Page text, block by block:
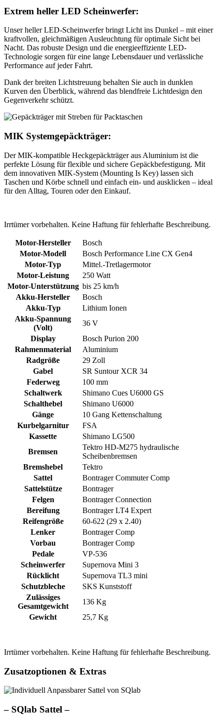
Extrem heller LED Scheinwerfer:
Unser heller LED-Scheinwerfer bringt Licht ins Dunkel – mit einer
kraftvollen, gleichmäßigen Ausleuchtung für optimale Sicht bei
Nacht. Das robuste Design und die energieeffiziente LED-
Technologie sorgen für eine lange Lebensdauer und verlässliche
Performance auf jeder Fahrt.
Dank der breiten Lichtstreuung behalten Sie auch in dunklen
Kurven den Überblick, während das blendfreie Lichtdesign den
Gegenverkehr schützt.
MIK Systemgepäckträger:
Der MIK-kompatible Heckgepäckträger aus Aluminium ist die
perfekte Lösung für flexible und sichere Gepäckbefestigung. Mit
dem innovativen MIK-System (Mounting Is Key) lassen sich
Taschen und Körbe schnell und einfach ein- und ausklicken – ideal
für den Alltag, Touren oder den Einkauf.
Irrtümer vorbehalten. Keine Haftung für fehlerhafte Beschreibung.
Motor-Hersteller
Bosch
Motor-Modell
Bosch Performance Line CX Gen4
Motor-Typ
Mittel.-Tretlagermotor
Motor-Leistung
250 Watt
Motor-Unterstützung bis 25 km/h
Akku-Hersteller
Bosch
Akku-Typ
Lithium Ionen
Akku-Spannung
(Volt)
36 V
Display
Bosch Purion 200
Rahmenmaterial
Aluminium
Radgröße
29 Zoll
Gabel
SR Suntour XCR 34
Federweg
100 mm
Schaltwerk
Shimano Cues U6000 GS
Schalthebel
Shimano U6000
Gänge
10 Gang Kettenschaltung
Kurbelgarnitur
FSA
Kassette
Shimano LG500
Bremsen
Tektro HD-M275 hydraulische
Scheibenbremsen
Bremshebel
Tektro
Sattel
Bontrager Commuter Comp
Sattelstütze
Bontrager
Felgen
Bontrager Connection
Bereifung
Bontrager LT4 Expert
Reifengröße
60-622 (29 x 2.40)
Lenker
Bontrager Comp
Vorbau
Bontrager Comp
Pedale
VP-536
Scheinwerfer
Supernova Mini 3
Rücklicht
Supernova TL3 mini
Schutzbleche
SKS Kunststoff
Zulässiges
Gesamtgewicht
136 Kg
Gewicht
25,7 Kg
Irrtümer vorbehalten. Keine Haftung für fehlerhafte Beschreibung.
Zusatzoptionen & Extras
– SQlab Sattel –